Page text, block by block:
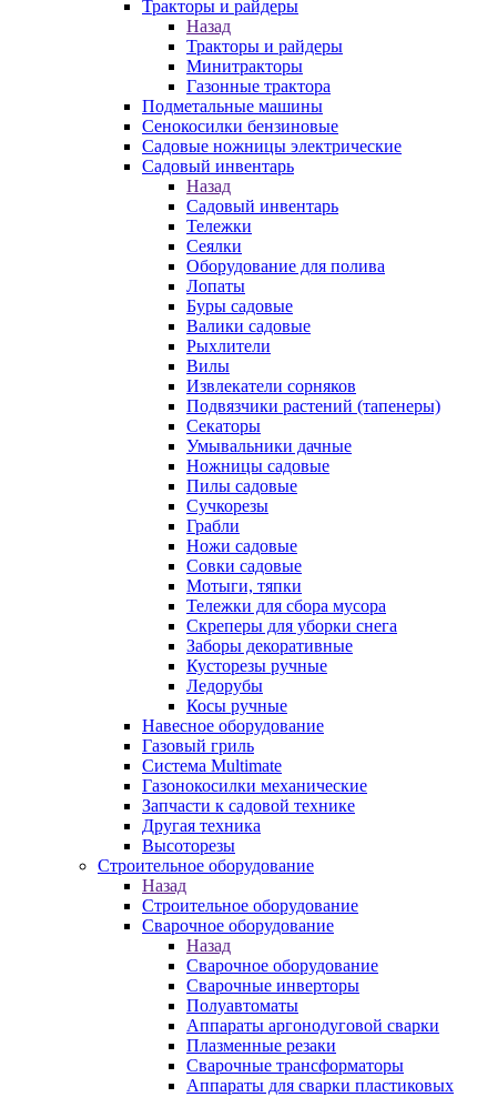
Тракторы и райдеры
Назад
Тракторы и райдеры
Минитракторы
Газонные трактора
Подметальные машины
Сенокосилки бензиновые
Садовые ножницы электрические
Садовый инвентарь
Назад
Садовый инвентарь
Тележки
Сеялки
Оборудование для полива
Лопаты
Буры садовые
Валики садовые
Рыхлители
Вилы
Извлекатели сорняков
Подвязчики растений (тапенеры)
Секаторы
Умывальники дачные
Ножницы садовые
Пилы садовые
Сучкорезы
Грабли
Ножи садовые
Совки садовые
Мотыги, тяпки
Тележки для сбора мусора
Скреперы для уборки снега
Заборы декоративные
Кусторезы ручные
Ледорубы
Косы ручные
Навесное оборудование
Газовый гриль
Система Multimate
Газонокосилки механические
Запчасти к садовой технике
Другая техника
Высоторезы
Строительное оборудование
Назад
Строительное оборудование
Сварочное оборудование
Назад
Сварочное оборудование
Сварочные инверторы
Полуавтоматы
Аппараты аргонодуговой сварки
Плазменные резаки
Сварочные трансформаторы
Аппараты для сварки пластиковых